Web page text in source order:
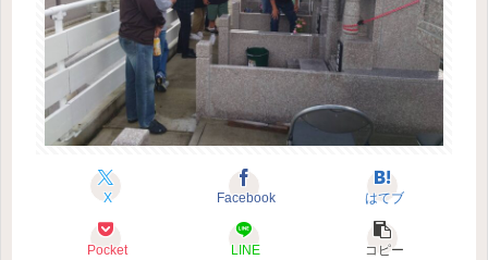
X Facebook はてブ
Pocket LINE コピー